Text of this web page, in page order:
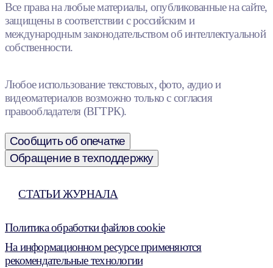
Все права на любые материалы, опубликованные на сайте,
защищены в соответствии с российским и
международным законодательством об интеллектуальной
собственности.
Любое использование текстовых, фото, аудио и
видеоматериалов возможно только с согласия
правообладателя (ВГТРК).
Сообщить об опечатке
Обращение в техподдержку
СТАТЬИ ЖУРНАЛА
Политика обработки файлов cookie
На информационном ресурсе применяются
рекомендательные технологии